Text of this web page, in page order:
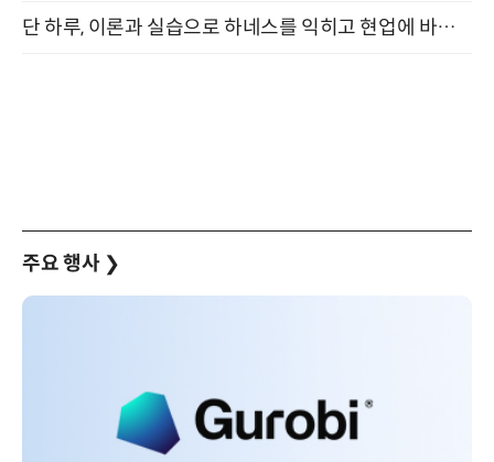
단 하루, 이론과 실습으로 하네스를 익히고 현업에 바로 쓰는 핸즈온 워크숍 (8/20)
주요 행사 ❯